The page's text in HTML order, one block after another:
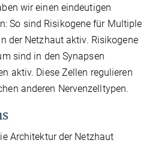
wir einen eindeutigen
So sind Risikogene für Multiple
der Netzhaut aktiv. Risikogene
sind in den Synapsen
aktiv. Diese Zellen regulieren
anderen Nervenzelltypen.
Architektur der Netzhaut